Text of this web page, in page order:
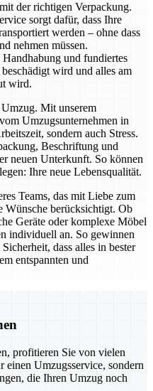
der richtigen Verpackung.
sorgt dafür, dass Ihre
werden – ohne dass
nehmen müssen.
und fundiertes
wird und alles am
wird.
Mit unserem
Umzugsunternehmen in
sondern auch Stress.
Beschriftung und
neuen Unterkunft. So können
Ihre neue Lebensqualität.
Teams, das mit Liebe zum
berücksichtigt. Ob
Geräte oder komplexe Möbel
individuell an. So gewinnen
dass alles in bester
entspannten und
profitieren Sie von vielen
Umzugsservice, sondern
die Ihren Umzug noch